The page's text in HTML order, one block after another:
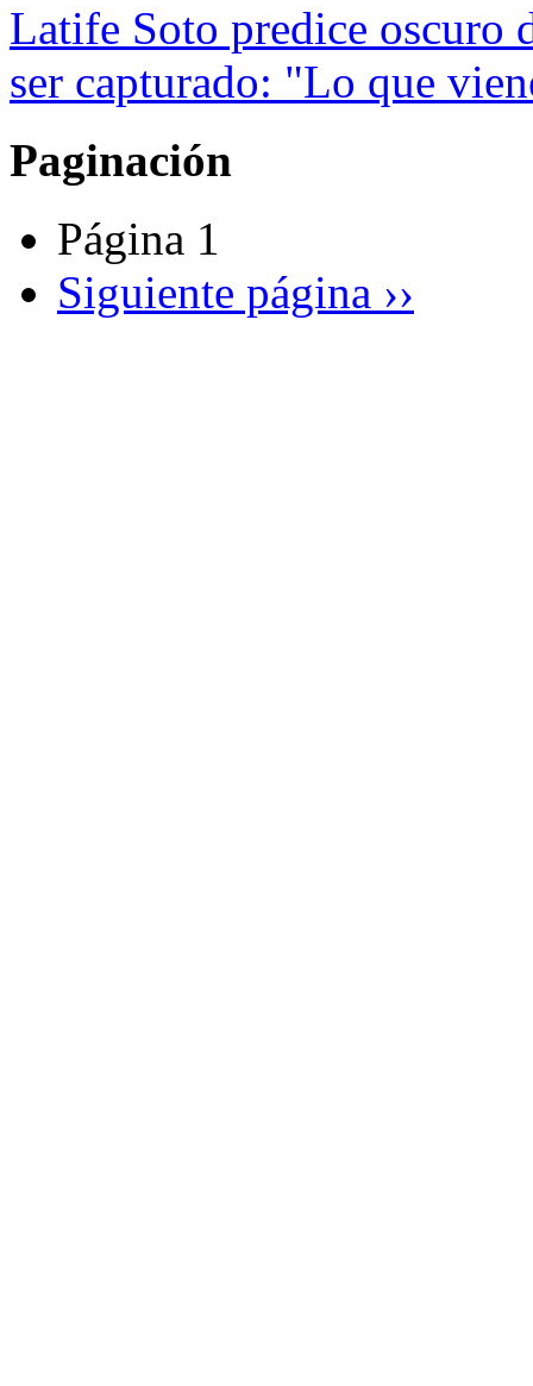
Latife Soto predice oscuro
ser capturado: "Lo que
Paginación
Página 1
Siguiente página ››